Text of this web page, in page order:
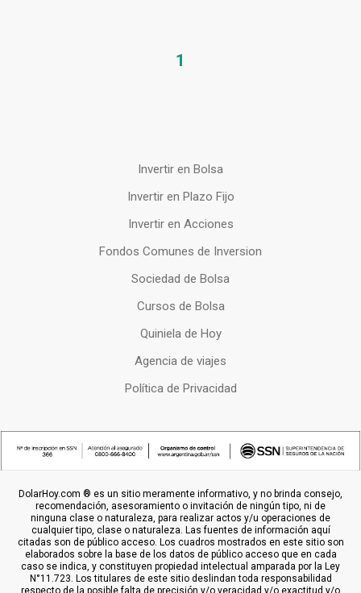
1
Invertir en Bolsa
Invertir en Plazo Fijo
Invertir en Acciones
Fondos Comunes de Inversion
Sociedad de Bolsa
Cursos de Bolsa
Quiniela de Hoy
Agencia de viajes
Política de Privacidad
DolarHoy.com ® es un sitio meramente informativo, y no brinda consejo,
recomendación, asesoramiento o invitación de ningún tipo, ni de
ninguna clase o naturaleza, para realizar actos y/u operaciones de
cualquier tipo, clase o naturaleza. Las fuentes de información aquí
citadas son de público acceso. Los cuadros mostrados en este sitio son
elaborados sobre la base de los datos de público acceso que en cada
caso se indica, y constituyen propiedad intelectual amparada por la Ley
N°11.723. Los titulares de este sitio deslindan toda responsabilidad
respecto de la posible falta de precisión y/o veracidad y/o exactitud y/o